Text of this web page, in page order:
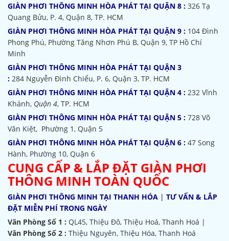
GIÀN PHƠI THÔNG MINH HÒA PHÁT TẠI QUẬN 8 : 326 Tạ
Quang Bửu, P. 4, Quận 8, TP. HCM
GIÀN PHƠI THÔNG MINH HÒA PHÁT TẠI QUẬN 9 : 104 Đình
Phong Phú, Phường Tăng Nhơn Phú B, Quận 9, TP Hồ Chí
Minh
GIÀN PHƠI THÔNG MINH HÒA PHÁT TẠI QUẬN 3
: 284 Nguyễn Đình Chiểu, P. 6, Quận 3, TP. HCM
GIÀN PHƠI THÔNG MINH HÒA PHÁT TẠI QUẬN 4 : 232 Vĩnh
Khánh, Quận 4, TP. HCM
GIÀN PHƠI THÔNG MINH HÒA PHÁT TẠI QUẬN 5 : 728 Võ
Văn Kiệt, Phường 1, Quận 5
GIÀN PHƠI THÔNG MINH HÒA PHÁT TẠI QUẬN 6 : 47 Song
Hành, Phường 10, Quận 6
CUNG CẤP & LẮP ĐẶT GIÀN PHƠI
THÔNG MINH TOÀN QUỐC
GIÀN PHƠI THÔNG MINH TẠI THANH HÓA | TƯ VẤN & LẮP
ĐẶT MIỄN PHÍ TRONG NGÀY
Văn Phòng Số 1 : QL45, Thiệu Đô, Thiệu Hoá, Thanh Hoá |
Văn Phòng Số 2 : Thiệu Nguyên, Thiệu Hóa, Thanh Hoá